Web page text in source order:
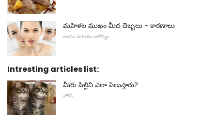
మహిళల ముఖం మీద దెబ్బలు - కారణాలు
అందం మరియు ఆరోగ్యం
Intresting articles list:
మీరు పిల్లిని ఎలా పిలుస్తారు?
హౌస్